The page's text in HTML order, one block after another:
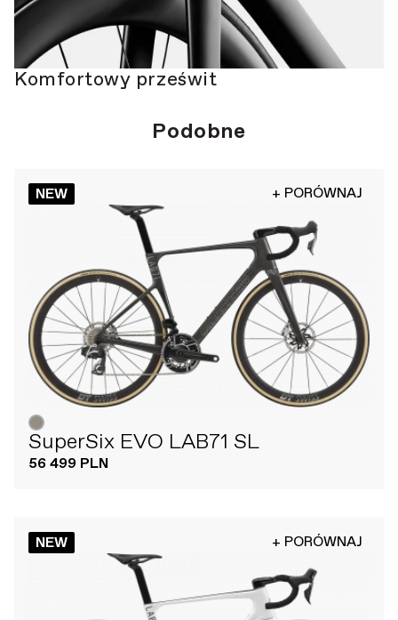
Komfortowy prześwit
Podobne
NEW + PORÓWNAJ
SuperSix EVO LAB71 SL
56 499 PLN
NEW + PORÓWNAJ